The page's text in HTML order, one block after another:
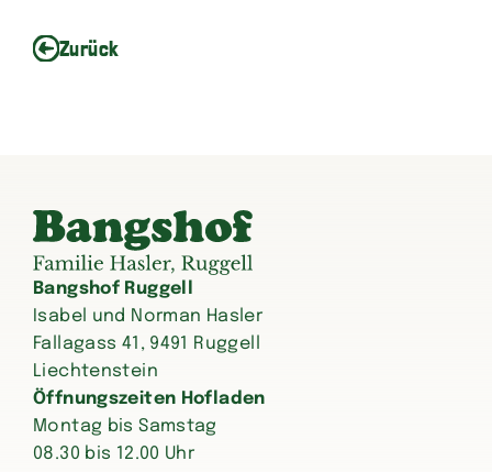
Zurück
Bangshof Ruggell
Isabel und Norman Hasler
Fallagass 41, 9491 Ruggell
Liechtenstein
Öffnungszeiten Hofladen
Montag bis Samstag
08.30 bis 12.00 Uhr